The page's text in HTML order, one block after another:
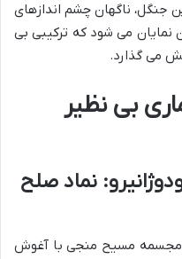
جنگل، ناگهان چشم اندازهای
نمایان می شود که ترکیبی بی
می گذارد.
بی نظیر
نماد صلح
مجسمه مسیح منجی با آغوش